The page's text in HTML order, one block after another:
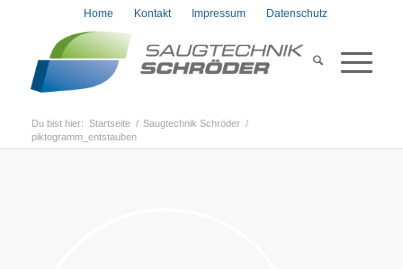
Home Kontakt Impressum Datenschutz
Du bist hier: Startseite / Saugtechnik Schröder /
piktogramm_entstauben